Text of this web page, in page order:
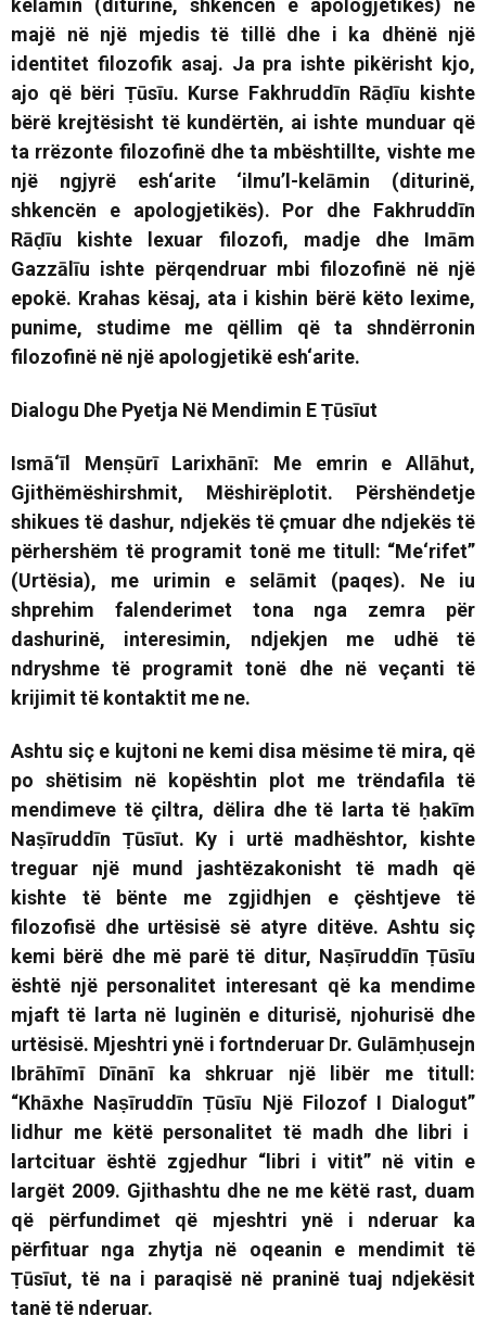
kelāmin (diturinë, shkencën e apologjetikës) në
majë në një mjedis të tillë dhe i ka dhënë një
identitet filozofik asaj. Ja pra ishte pikërisht kjo,
ajo që bëri Ṭūsīu. Kurse Fakhruddīn Rāḍīu kishte
bërë krejtësisht të kundërtën, ai ishte munduar që
ta rrëzonte filozofinë dhe ta mbështillte, vishte me
një ngjyrë esh‘arite ‘ilmu’l-kelāmin (diturinë,
shkencën e apologjetikës). Por dhe Fakhruddīn
Rāḍīu kishte lexuar filozofi, madje dhe Imām
Gazzālīu ishte përqendruar mbi filozofinë në një
epokë. Krahas kësaj, ata i kishin bërë këto lexime,
punime, studime me qëllim që ta shndërronin
filozofinë në një apologjetikë esh‘arite.
Dialogu Dhe Pyetja Në Mendimin E Ṭūsīut
Ismā‘īl Menṣūrī Larixhānī: Me emrin e Allāhut,
Gjithëmëshirshmit, Mëshirëplotit. Përshëndetje
shikues të dashur, ndjekës të çmuar dhe ndjekës të
përhershëm të programit tonë me titull: “Me‘rifet”
(Urtësia), me urimin e selāmit (paqes). Ne iu
shprehim falenderimet tona nga zemra për
dashurinë, interesimin, ndjekjen me udhë të
ndryshme të programit tonë dhe në veçanti të
krijimit të kontaktit me ne.
Ashtu siç e kujtoni ne kemi disa mësime të mira, që
po shëtisim në kopështin plot me trëndafila të
mendimeve të çiltra, dëlira dhe të larta të ḥakīm
Naṣīruddīn Ṭūsīut. Ky i urtë madhështor, kishte
treguar një mund jashtëzakonisht të madh që
kishte të bënte me zgjidhjen e çështjeve të
filozofisë dhe urtësisë së atyre ditëve. Ashtu siç
kemi bërë dhe më parë të ditur, Naṣīruddīn Ṭūsīu
është një personalitet interesant që ka mendime
mjaft të larta në luginën e diturisë, njohurisë dhe
urtësisë. Mjeshtri ynë i fortnderuar Dr. Gulāmḥusejn
Ibrāhīmī Dīnānī ka shkruar një libër me titull:
“Khāxhe Naṣīruddīn Ṭūsīu Një Filozof I Dialogut”
lidhur me këtë personalitet të madh dhe libri i
lartcituar është zgjedhur “libri i vitit” në vitin e
largët 2009. Gjithashtu dhe ne me këtë rast, duam
që përfundimet që mjeshtri ynë i nderuar ka
përfituar nga zhytja në oqeanin e mendimit të
Ṭūsīut, të na i paraqisë në praninë tuaj ndjekësit
tanë të nderuar.